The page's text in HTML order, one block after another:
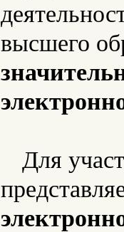
высшего
Для